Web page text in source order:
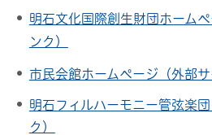
明石文化国際創生財団ホーム
ンク）
市民会館ホームページ（外部サ
明石フィルハーモニー管弦楽
ク）